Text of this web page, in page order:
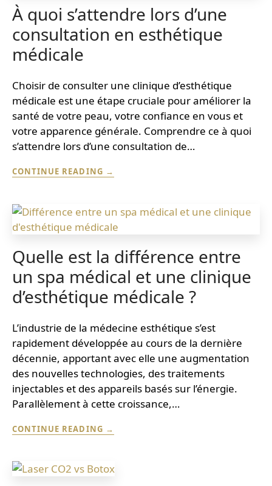
TERME
:
COMMENT
LE
OFFRE
DES
RÉSULTATS
DURABLES
À quoi s’attendre lors d’une
consultation en esthétique
médicale
Choisir de consulter une clinique d’esthétique
médicale est une étape cruciale pour améliorer la
santé de votre peau, votre confiance en vous et
votre apparence générale. Comprendre ce à quoi
s’attendre lors d’une consultation de…
CONTINUE READING
QUOI
D’UNE
CONSULTATION
ESTHÉTIQUE
MÉDICALE
Quelle est la différence entre
un spa médical et une clinique
d’esthétique médicale ?
L’industrie de la médecine esthétique s’est
rapidement développée au cours de la dernière
décennie, apportant avec elle une augmentation
des nouvelles technologies, des traitements
injectables et des appareils basés sur l’énergie.
Parallèlement à cette croissance,…
CONTINUE READING
EST
ENTRE